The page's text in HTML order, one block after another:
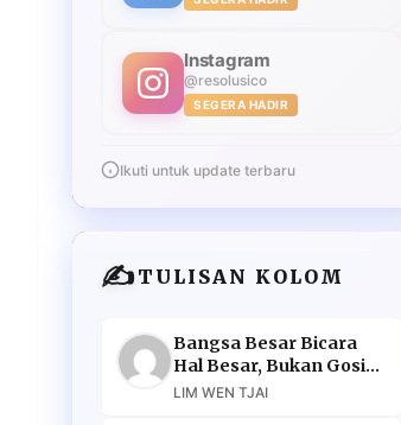
Instagram
@resolusico
SEGERA HADIR
Ikuti untuk update terbaru
✍️TULISAN KOLOM
Bangsa Besar Bicara
Hal Besar, Bukan Gosip
Murahan
LIM WEN TJAI